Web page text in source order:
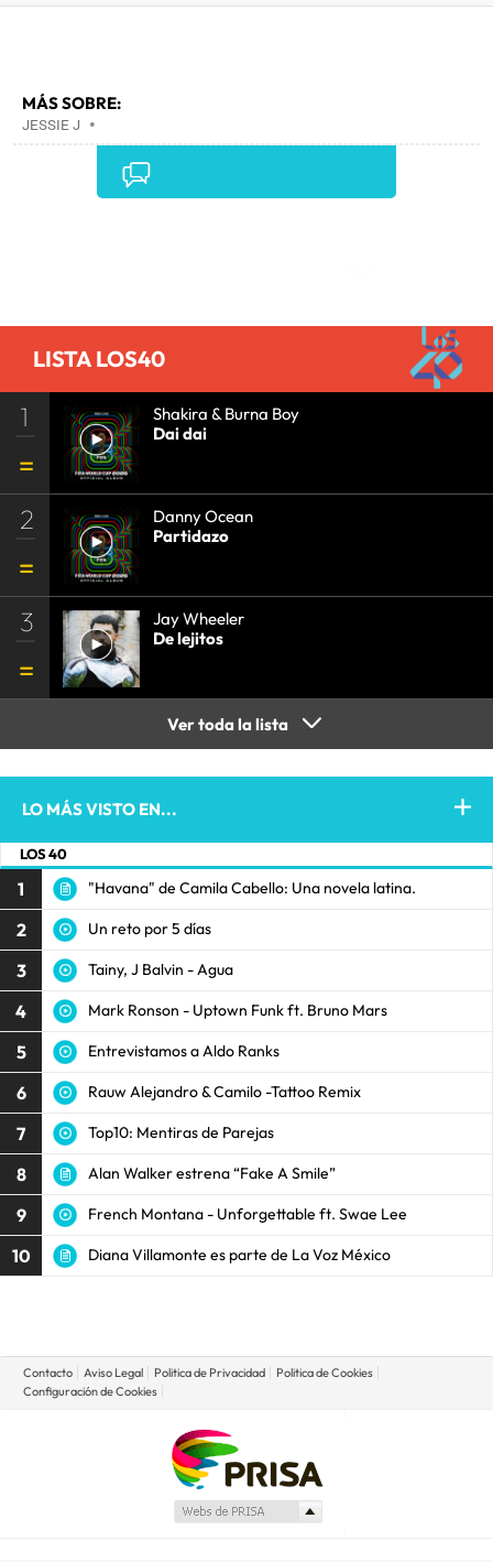
MÁS SOBRE:
JESSIE J •
LISTA LOS40
1
Shakira & Burna Boy
Dai dai
2
Danny Ocean
Partidazo
3
Jay Wheeler
De lejitos
Ver toda la lista
LO MÁS VISTO EN...
LOS 40
1 "Havana" de Camila Cabello: Una novela latina.
2 Un reto por 5 días
3 Tainy, J Balvin - Agua
4 Mark Ronson - Uptown Funk ft. Bruno Mars
5 Entrevistamos a Aldo Ranks
6 Rauw Alejandro & Camilo -Tattoo Remix
7 Top10: Mentiras de Parejas
8 Alan Walker estrena “Fake A Smile”
9 French Montana - Unforgettable ft. Swae Lee
10 Diana Villamonte es parte de La Voz México
Contacto Aviso Legal Politica de Privacidad
Politica de Cookies
Configuración de Cookies